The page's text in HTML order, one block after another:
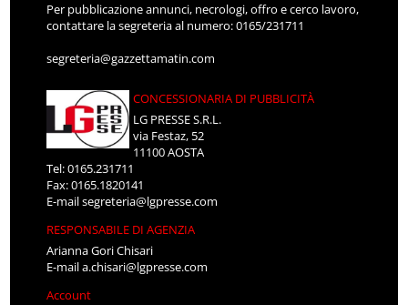
Per pubblicazione annunci, necrologi, offro e cerco lavoro,
contattare la segreteria al numero: 0165/231711
segreteria@gazzettamatin.com
CONCESSIONARIA DI PUBBLICITÀ
LG PRESSE S.R.L.
via Festaz, 52
11100 AOSTA
Tel: 0165.231711
Fax: 0165.1820141
E-mailsegreteria@lgpresse.com
RESPONSABILE DI AGENZIA
Arianna Gori Chisari
E-maila.chisari@lgpresse.com
Account